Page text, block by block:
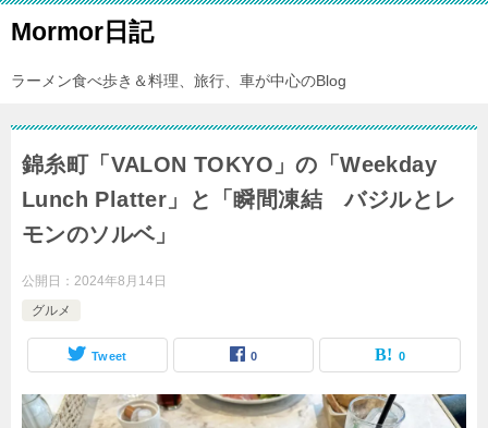
Mormor日記
ラーメン食べ歩き＆料理、旅行、車が中心のBlog
錦糸町「VALON TOKYO」の「Weekday
Lunch Platter」と「瞬間凍結 バジルとレ
モンのソルベ」
公開日： 2024年8月14日
グルメ
Tweet 0 0